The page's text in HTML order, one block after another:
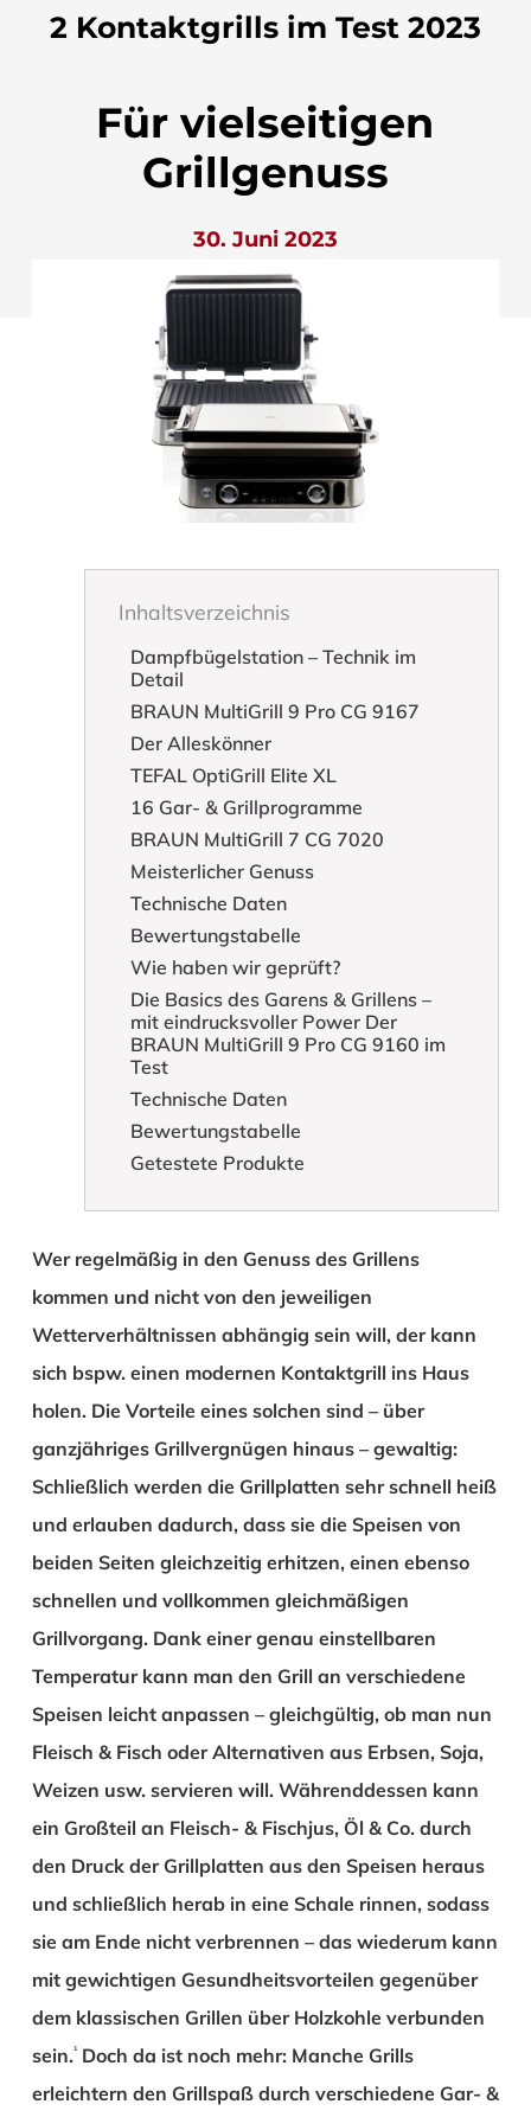
2 Kontaktgrills im Test 2023
Für vielseitigen
Grillgenuss
30. Juni 2023
Inhaltsverzeichnis
Dampfbügelstation – Technik im
Detail
BRAUN MultiGrill 9 Pro CG 9167
Der Alleskönner
TEFAL OptiGrill Elite XL
16 Gar- & Grillprogramme
BRAUN MultiGrill 7 CG 7020
Meisterlicher Genuss
Technische Daten
Bewertungstabelle
Wie haben wir geprüft?
Die Basics des Garens & Grillens –
mit eindrucksvoller Power Der
BRAUN MultiGrill 9 Pro CG 9160 im
Test
Technische Daten
Bewertungstabelle
Getestete Produkte
Wer regelmäßig in den Genuss des Grillens
kommen und nicht von den jeweiligen
Wetterverhältnissen abhängig sein will, der kann
sich bspw. einen modernen Kontaktgrill ins Haus
holen. Die Vorteile eines solchen sind – über
ganzjähriges Grillvergnügen hinaus – gewaltig:
Schließlich werden die Grillplatten sehr schnell heiß
und erlauben dadurch, dass sie die Speisen von
beiden Seiten gleichzeitig erhitzen, einen ebenso
schnellen und vollkommen gleichmäßigen
Grillvorgang. Dank einer genau einstellbaren
Temperatur kann man den Grill an verschiedene
Speisen leicht anpassen – gleichgültig, ob man nun
Fleisch & Fisch oder Alternativen aus Erbsen, Soja,
Weizen usw. servieren will. Währenddessen kann
ein Großteil an Fleisch- & Fischjus, Öl & Co. durch
den Druck der Grillplatten aus den Speisen heraus
und schließlich herab in eine Schale rinnen, sodass
sie am Ende nicht verbrennen – das wiederum kann
mit gewichtigen Gesundheitsvorteilen gegenüber
dem klassischen Grillen über Holzkohle verbunden
sein.1Doch da ist noch mehr: Manche Grills
erleichtern den Grillspaß durch verschiedene Gar- &